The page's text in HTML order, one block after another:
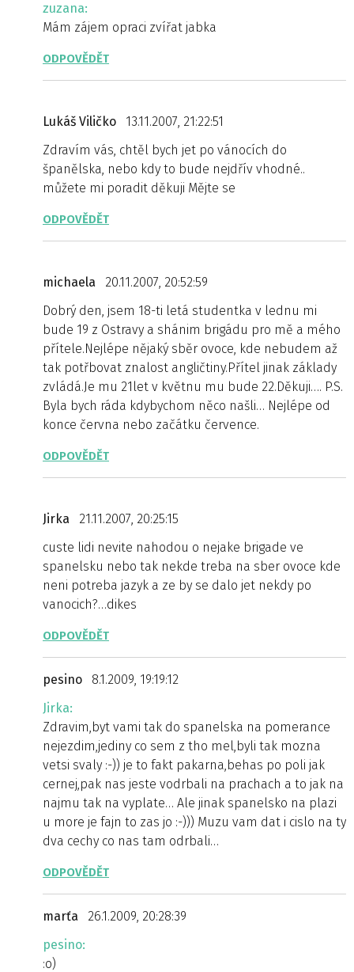
zuzana:
Mám zájem opraci zvířat jabka
ODPOVĚDĚT
Lukáš Viličko
13.11.2007, 21:22:51
Zdravím vás, chtěl bych jet po vánocích do
španělska, nebo kdy to bude nejdřív vhodné..
můžete mi poradit děkuji Mějte se
ODPOVĚDĚT
michaela
20.11.2007, 20:52:59
Dobrý den, jsem 18-ti letá studentka v lednu mi
bude 19 z Ostravy a shánim brigádu pro mě a mého
přítele.Nejlépe nějaký sběr ovoce, kde nebudem až
tak potřbovat znalost angličtiny.Přítel jinak základy
zvládá.Je mu 21let v květnu mu bude 22.Děkuji…. P.S.
Byla bych ráda kdybychom něco našli… Nejlépe od
konce června nebo začátku července.
ODPOVĚDĚT
Jirka
21.11.2007, 20:25:15
custe lidi nevite nahodou o nejake brigade ve
spanelsku nebo tak nekde treba na sber ovoce kde
neni potreba jazyk a ze by se dalo jet nekdy po
vanocich?…dikes
ODPOVĚDĚT
pesino
8.1.2009, 19:19:12
Jirka:
Zdravim,byt vami tak do spanelska na pomerance
nejezdim,jediny co sem z tho mel,byli tak mozna
vetsi svaly :-)) je to fakt pakarna,behas po poli jak
cernej,pak nas jeste vodrbali na prachach a to jak na
najmu tak na vyplate… Ale jinak spanelsko na plazi
u more je fajn to zas jo :-))) Muzu vam dat i cislo na ty
dva cechy co nas tam odrbali…
ODPOVĚDĚT
marťa
26.1.2009, 20:28:39
pesino:
:o)